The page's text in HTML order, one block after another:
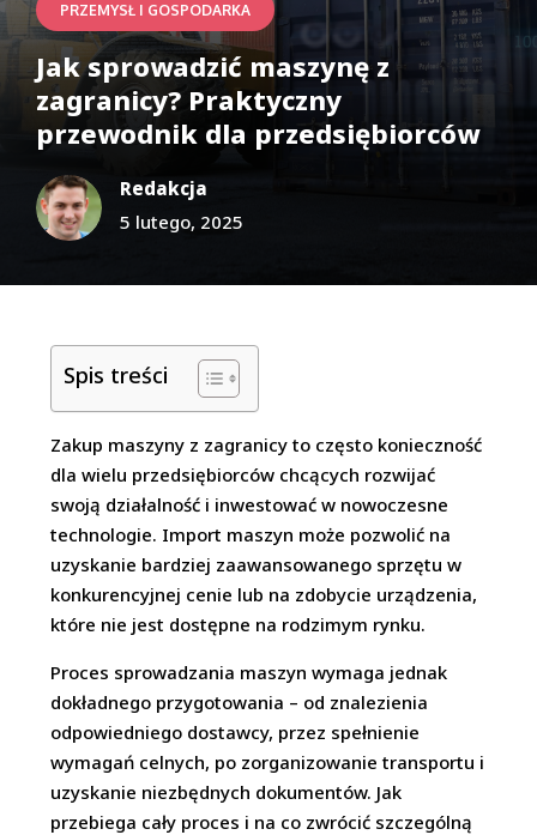
PRZEMYSŁ I GOSPODARKA
Jak sprowadzić maszynę z
zagranicy? Praktyczny
przewodnik dla przedsiębiorców
Redakcja
5 lutego, 2025
Spis treści
Zakup maszyny z zagranicy to często konieczność
dla wielu przedsiębiorców chcących rozwijać
swoją działalność i inwestować w nowoczesne
technologie. Import maszyn może pozwolić na
uzyskanie bardziej zaawansowanego sprzętu w
konkurencyjnej cenie lub na zdobycie urządzenia,
które nie jest dostępne na rodzimym rynku.
Proces sprowadzania maszyn wymaga jednak
dokładnego przygotowania – od znalezienia
odpowiedniego dostawcy, przez spełnienie
wymagań celnych, po zorganizowanie transportu i
uzyskanie niezbędnych dokumentów. Jak
przebiega cały proces i na co zwrócić szczególną